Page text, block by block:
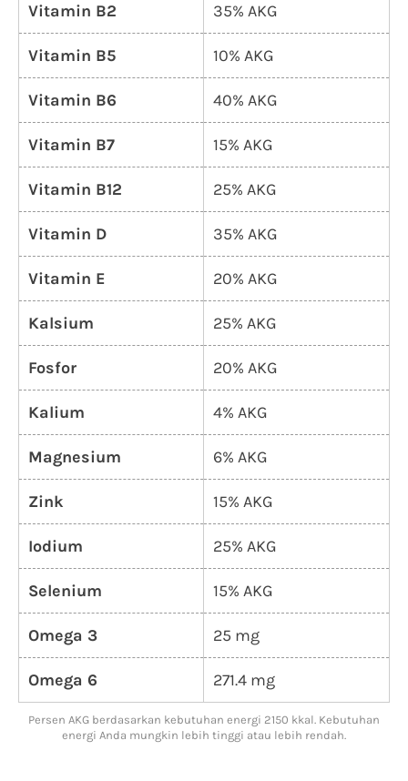
Vitamin B2 35% AKG
Vitamin B5 10% AKG
Vitamin B6 40% AKG
Vitamin B7 15% AKG
Vitamin B12 25% AKG
Vitamin D 35% AKG
Vitamin E 20% AKG
Kalsium 25% AKG
Fosfor 20% AKG
Kalium 4% AKG
Magnesium 6% AKG
Zink 15% AKG
Iodium 25% AKG
Selenium 15% AKG
Omega 3 25 mg
Omega 6 271.4 mg
Persen AKG berdasarkan kebutuhan energi 2150 kkal. Kebutuhan
energi Anda mungkin lebih tinggi atau lebih rendah.